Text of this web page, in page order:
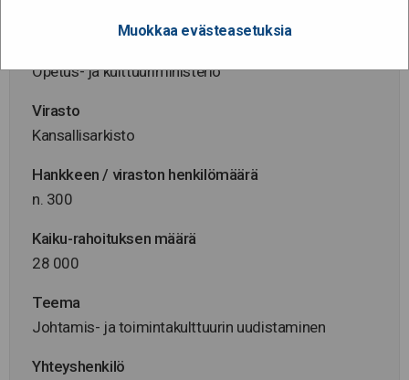
Muokkaa evästeasetuksia
Opetus- ja kulttuuriministeriö
Virasto
Kansallisarkisto
Hankkeen / viraston henkilömäärä
n. 300
Kaiku-rahoituksen määrä
28 000
Teema
Johtamis- ja toimintakulttuurin uudistaminen
Yhteyshenkilö